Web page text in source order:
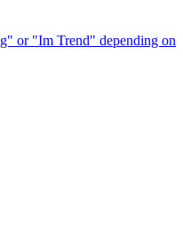
or "Im Trend" depending on